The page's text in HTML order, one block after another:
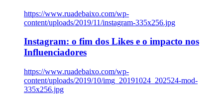
https://www.ruadebaixo.com/wp-
content/uploads/2019/11/instagram-335x256.jpg
Instagram: o fim dos Likes e o impacto nos
Influenciadores
https://www.ruadebaixo.com/wp-
content/uploads/2019/10/img_20191024_202524-mod-
335x256.jpg